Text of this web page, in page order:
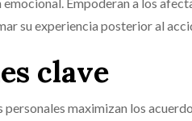
su experiencia posterior al
clave
personales maximizan los